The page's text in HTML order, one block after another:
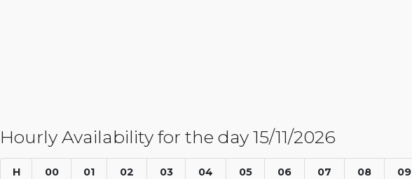
Hourly Availability for the day 15/11/2026
H 00 01 02 03 04 05 06 07 08 09